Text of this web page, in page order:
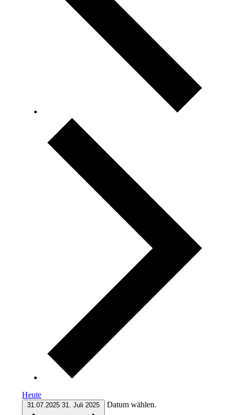
Heute
31.07.2025 31. Juli 2025 Datum wählen.